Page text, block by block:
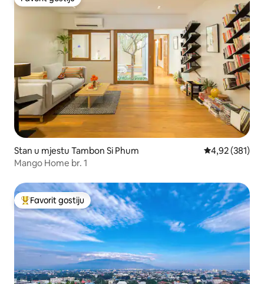
Favorit gostiju
Stan u mjestu Tambon Si Phum prosječna
4,92 (381)
Mango Home br. 1
Glavni favorit gostiju
Favorit gostiju